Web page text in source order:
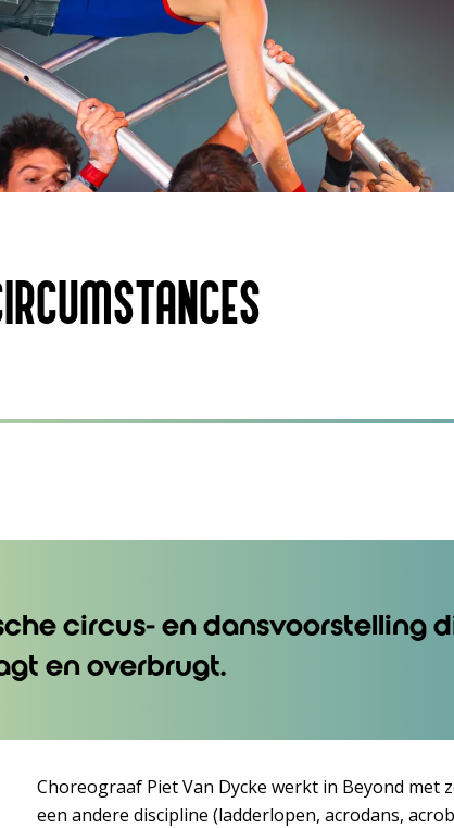
circus- en dansvoorstelling
en overbrugt.
Choreograaf Piet Van Dycke werkt in Beyond met
een andere discipline (ladderlopen, acrodans,